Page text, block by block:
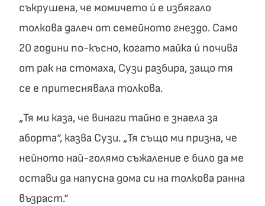
съкрушена, че момичето ú е избягало
толкова далеч от семейното гнездо. Само
20 години по-късно, когато майка ú почива
от рак на стомаха, Сузи разбира, защо тя
се е притеснявала толкова.
„Тя ми каза, че винаги тайно е знаела за
аборта“, казва Сузи. „Тя също ми призна, че
нейното най-голямо съжаление е било да ме
остави да напусна дома си на толкова ранна
възраст.“